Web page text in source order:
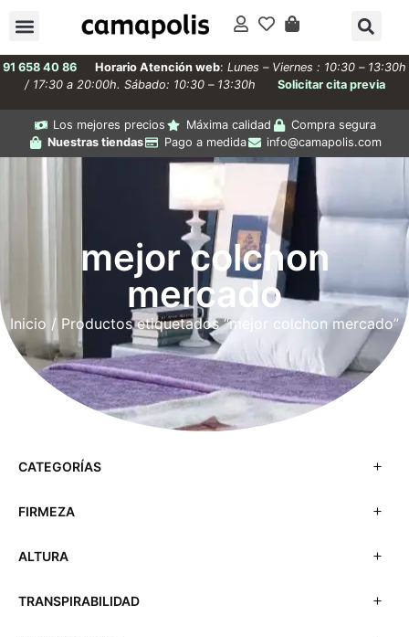
91 658 40 86 Horario Atención web: Lunes – Viernes : 10:30 – 13:30h
/ 17:30 a 20:00h. Sábado: 10:30 – 13:30h
Solicitar cita previa
Los mejores precios Máxima calidad
Compra segura
Nuestras tiendas
Pago a medida info@camapolis.com
mejor colchon
mercado
Inicio / Productos etiquetados “mejor colchon mercado”
CATEGORÍAS
FIRMEZA
ALTURA
TRANSPIRABILIDAD